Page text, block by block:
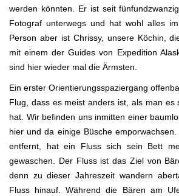
werden könnten. Er ist seit
Fotograf unterwegs und hat wohl alles
Person aber ist Chrissy, unsere Köchin,
mit einem der Guides von Expedition
sind hier wieder mal die Ärmsten.
Ein erster Orientierungsspaziergang
Flug, dass es meist anders ist, als man es
hat. Wir befinden uns inmitten einer
hier und da einige Büsche
entfernt, hat ein Fluss sich sein Bett
gewaschen. Der Fluss ist das Ziel von
denn zu dieser Jahreszeit wandern
Fluss hinauf. Während die Bären am